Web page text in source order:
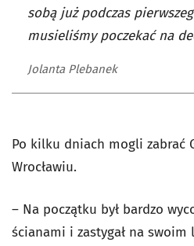
sobą już podczas
musieliśmy poczekać na
Jolanta Plebanek
Po kilku dniach mogli zabrać
Wrocławiu.
– Na początku był bardzo
ścianami i zastygał na swoim